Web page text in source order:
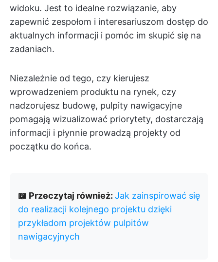
widoku. Jest to idealne rozwiązanie, aby
zapewnić zespołom i interesariuszom dostęp do
aktualnych informacji i pomóc im skupić się na
zadaniach.
Niezależnie od tego, czy kierujesz
wprowadzeniem produktu na rynek, czy
nadzorujesz budowę, pulpity nawigacyjne
pomagają wizualizować priorytety, dostarczają
informacji i płynnie prowadzą projekty od
początku do końca.
📖 Przeczytaj również: Jak zainspirować się
do realizacji kolejnego projektu dzięki
przykładom projektów pulpitów
nawigacyjnych